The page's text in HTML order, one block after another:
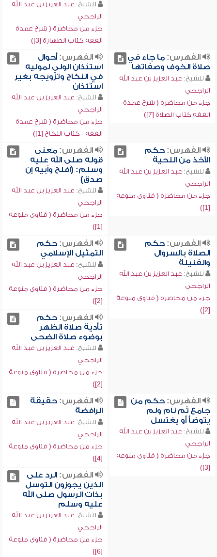
للشيخ: عبد العزيز بن عبد الله
الراجحي
جزء من محاضرة ( شرح عمدة
الفقه كتاب الطهارة [3])
الفهرس:ما جاء في
صلاة الخوف وصفاتها
للشيخ: عبد العزيز بن عبد الله
الراجحي
جزء من محاضرة ( شرح عمدة
الفقه كتاب الصلاة [7])
الفهرس:أحوال
استئذان الولي لموليه
في النكاح وتزويجه بغير
استئذان
للشيخ: عبد العزيز بن عبد الله
الراجحي
جزء من محاضرة ( شرح عمدة
الفقه - كتاب النكاح [1])
الفهرس:حكم
الأخذ من اللحية
للشيخ: عبد العزيز بن عبد الله
الراجحي
جزء من محاضرة ( فتاوى منوعة
[1])
الفهرس:معنى
قوله صلى الله عليه
وسلم: (أفلح وأبيه إن
صدق)
للشيخ: عبد العزيز بن عبد الله
الراجحي
جزء من محاضرة ( فتاوى منوعة
[1])
الفهرس:حكم
الصلاة بالسروال
والفنيلة
للشيخ: عبد العزيز بن عبد الله
الراجحي
جزء من محاضرة ( فتاوى منوعة
[2])
الفهرس:حكم
التمثيل الإسلامي
للشيخ: عبد العزيز بن عبد الله
الراجحي
جزء من محاضرة ( فتاوى منوعة
[2])
الفهرس:حكم
تأدية صلاة الظهر
بوضوء صلاة الضحى
للشيخ: عبد العزيز بن عبد الله
الراجحي
جزء من محاضرة ( فتاوى منوعة
[2])
الفهرس:حكم من
جامع ثم نام ولم
يتوضأ أو يغتسل
للشيخ: عبد العزيز بن عبد الله
الراجحي
جزء من محاضرة ( فتاوى منوعة
[3])
الفهرس:حقيقة
الرافضة
للشيخ: عبد العزيز بن عبد الله
الراجحي
جزء من محاضرة ( فتاوى منوعة
[4])
الفهرس:الرد على
الذين يجوزون التوسل
بذات الرسول صلى الله
عليه وسلم
للشيخ: عبد العزيز بن عبد الله
الراجحي
جزء من محاضرة ( فتاوى منوعة
[6])